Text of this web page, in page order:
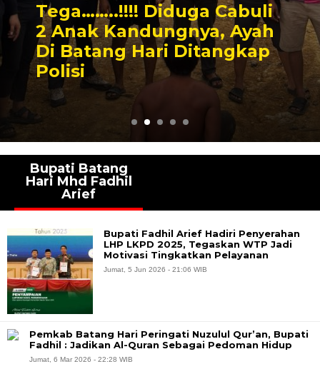
Polres Batang Hari
Penghargaan IKPA
Sempurna 100% Dari
Kapolri
Bupati Batang
Hari Mhd Fadhil
Arief
Bupati Fadhil Arief Hadiri Penyerahan
LHP LKPD 2025, Tegaskan WTP Jadi
Motivasi Tingkatkan Pelayanan
Jumat, 5 Jun 2026 - 21:06 WIB
Pemkab Batang Hari Peringati Nuzulul Qur’an, Bupati
Fadhil : Jadikan Al-Quran Sebagai Pedoman Hidup
Jumat, 6 Mar 2026 - 22:28 WIB